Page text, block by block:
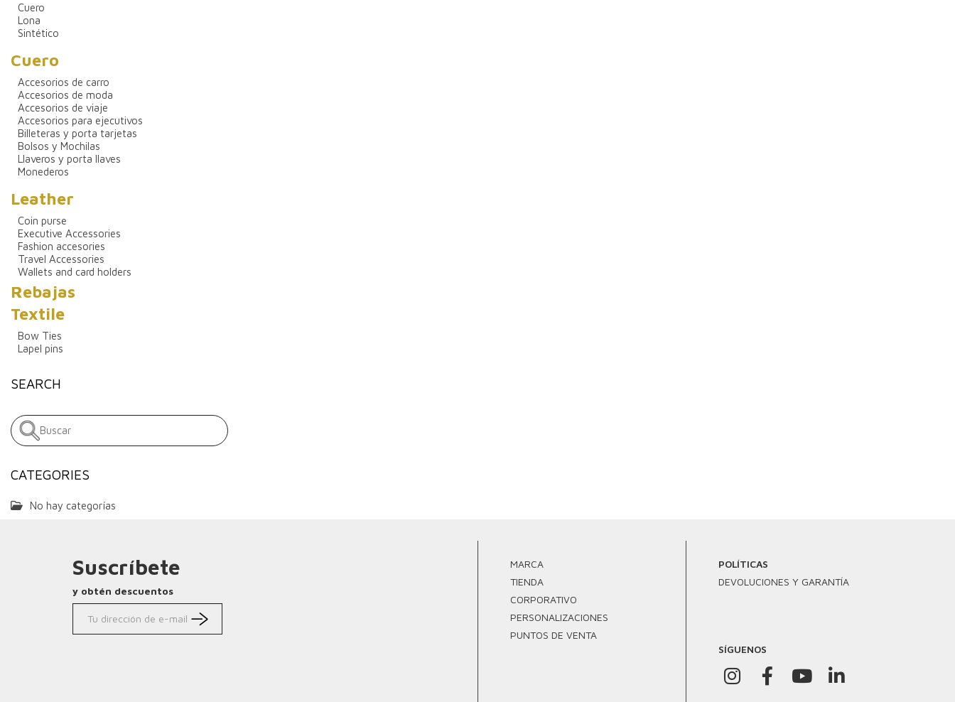
Cuero
Lona
Sintético
Cuero
Accesorios de carro
Accesorios de moda
Accesorios de viaje
Accesorios para ejecutivos
Billeteras y porta tarjetas
Bolsos y Mochilas
Llaveros y porta llaves
Monederos
Leather
Coin purse
Executive Accessories
Fashion accesories
Travel Accessories
Wallets and card holders
Rebajas
Textile
Bow Ties
Lapel pins
SEARCH
CATEGORIES
No hay categorías
Suscríbete
y obtén descuentos
MARCA
TIENDA
CORPORATIVO
PERSONALIZACIONES
PUNTOS DE VENTA
POLÍTICAS
DEVOLUCIONES Y GARANTÍA
SÍGUENOS